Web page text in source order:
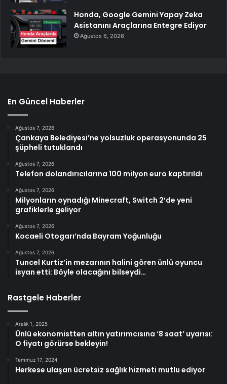
Honda, Google Gemini Yapay Zeka
Asistanını Araçlarına Entegre Ediyor
Ağustos 6, 2026
En Güncel Haberler
Ağustos 7, 2026
Çankaya Belediyesi’ne yolsuzluk operasyonunda 25
şüpheli tutuklandı
Ağustos 7, 2026
Telefon dolandırıcılarına 100 milyon euro kaptırıldı
Ağustos 7, 2026
Milyonların oynadığı Minecraft, Switch 2’de yeni
grafiklerle geliyor
Ağustos 7, 2026
Kocaeli Otogarı’nda Bayram Yoğunluğu
Ağustos 7, 2026
Tuncel Kurtiz’in mezarının halini gören ünlü oyuncu
isyan etti: Böyle olacağını bilseydi…
Rastgele Haberler
Aralık 1, 2025
Ünlü ekonomistten altın yatırımcısına ‘8 saat’ uyarısı:
O fiyatı görürse bekleyin!
Temmuz 17, 2024
Herkese ulaşan ücretsiz sağlık hizmeti mutlu ediyor